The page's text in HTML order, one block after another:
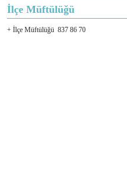
İlçe Müftülüğü
+ İlçe Müftülüğü 837 86 70